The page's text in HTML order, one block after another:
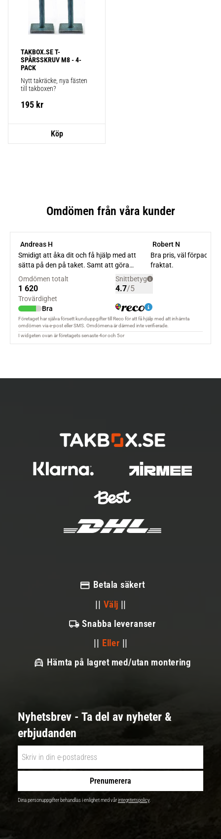
TAKBOX.SE T-
SPÅRSSKRUV M8 - 4-
PACK
Nytt takräcke, nya fästen
till takboxen?
195 kr
Betala säkert
|| Välj ||
Snabba leveranser
|| Eller ||
Hämta på lagret med/utan montering
Nyhetsbrev - Ta del av nyheter &
erbjudanden
Prenumerera
Dina personuppgifter behandlas i enlighet med vårintegritetspolicy.